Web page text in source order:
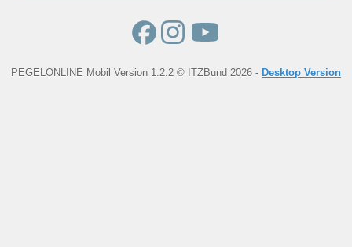
PEGELONLINE Mobil Version 1.2.2 © ITZBund 2026 - Desktop Version